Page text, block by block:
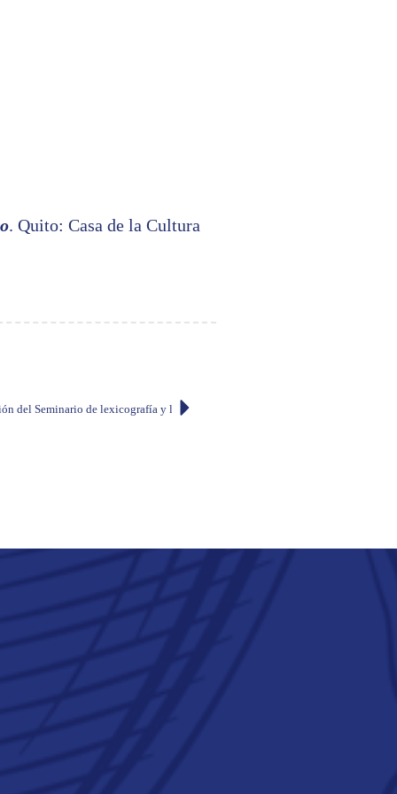
. Quito: Casa de la Cultura
del Seminario de lexicografía y lexicología